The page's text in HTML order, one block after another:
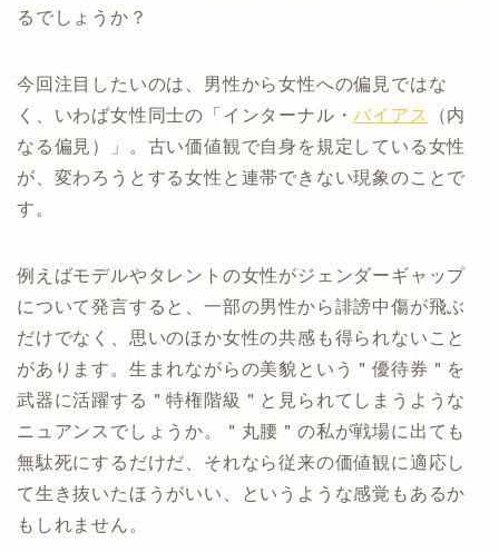
るでしょうか？
今回注目したいのは、男性から女性への偏見ではな
く、いわば女性同士の「インターナル・バイアス
（内
なる偏見）」。古い価値観で自身を規定している女性
が、変わろうとする女性と連帯できない現象のことで
す。
例えばモデルやタレントの女性がジェンダーギャップ
について発言すると、一部の男性から誹謗中傷が飛ぶ
だけでなく、思いのほか女性の共感も得られないこと
があります。生まれながらの美貌という＂優待券＂を
武器に活躍する＂特権階級＂と見られてしまうような
ニュアンスでしょうか。＂丸腰＂の私が戦場に出ても
無駄死にするだけだ、それなら従来の価値観に適応し
て生き抜いたほうがいい、というような感覚もあるか
もしれません。